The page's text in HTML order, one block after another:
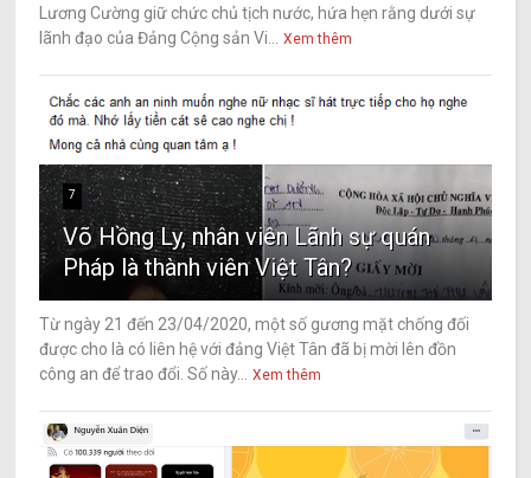
Lương Cường giữ chức chủ tịch nước, hứa hẹn rằng dưới sự
lãnh đạo của Đảng Cộng sản Vi...
Xem thêm
7
Võ Hồng Ly, nhân viên Lãnh sự quán
Pháp là thành viên Việt Tân?
Từ ngày 21 đến 23/04/2020, một số gương mặt chống đối
được cho là có liên hệ với đảng Việt Tân đã bị mời lên đồn
công an để trao đổi. Số này...
Xem thêm